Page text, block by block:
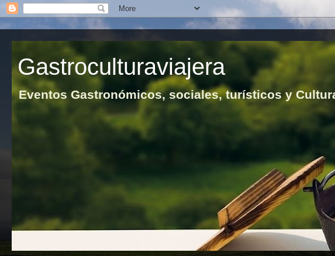
Gastroculturaviajera
Eventos Gastronómicos, sociales, turísticos y